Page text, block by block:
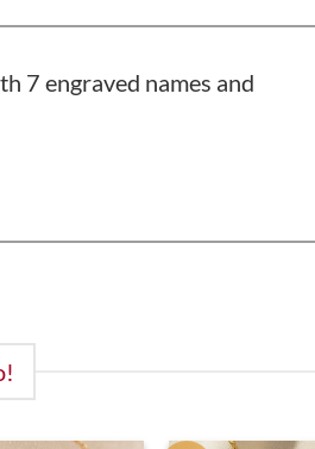
7 engraved names and